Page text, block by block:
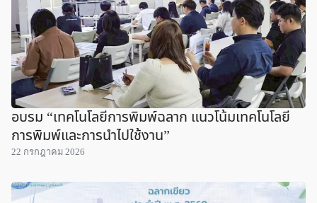
อบรม “เทคโนโลยีการพิมพ์ฉลาก แนวโน้มเทคโนโลยี
การพิมพ์และการนำไปใช้งาน”
22 กรกฎาคม 2026